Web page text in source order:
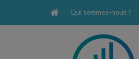
Qui sommes-nous ?